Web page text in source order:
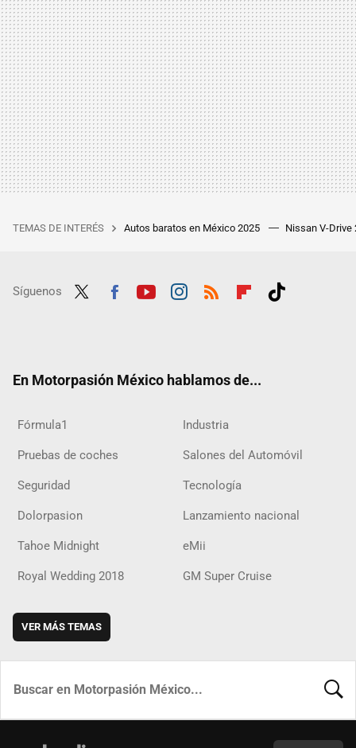
TEMAS DE INTERÉS Autos baratos en México 2025 Nissan V-Drive
Síguenos
En Motorpasión México hablamos de...
Fórmula1 Industria
Pruebas de coches Salones del Automóvil
Seguridad Tecnología
Dolorpasion Lanzamiento nacional
Tahoe Midnight eMii
Royal Wedding 2018 GM Super Cruise
VER MÁS TEMAS